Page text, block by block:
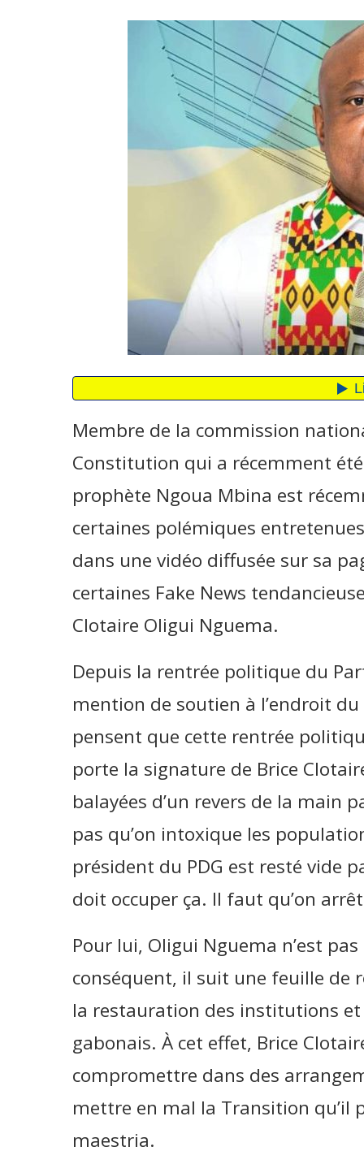
Membre de la commission
Constitution qui a récemment
prophète Ngoua Mbina est
certaines polémiques
dans une vidéo diffusée sur sa
certaines Fake News
Clotaire Oligui Nguema.
Depuis la rentrée politique du
mention de soutien à l’endroit
pensent que cette rentrée
porte la signature de Brice
balayées d’un revers de la main
pas qu’on intoxique les
président du PDG est resté vide
doit occuper ça. Il faut qu’on
Pour lui, Oligui Nguema n’est
conséquent, il suit une feuille de
la restauration des institutions
gabonais. À cet effet, Brice
compromettre dans des
mettre en mal la Transition qu’il
maestria.